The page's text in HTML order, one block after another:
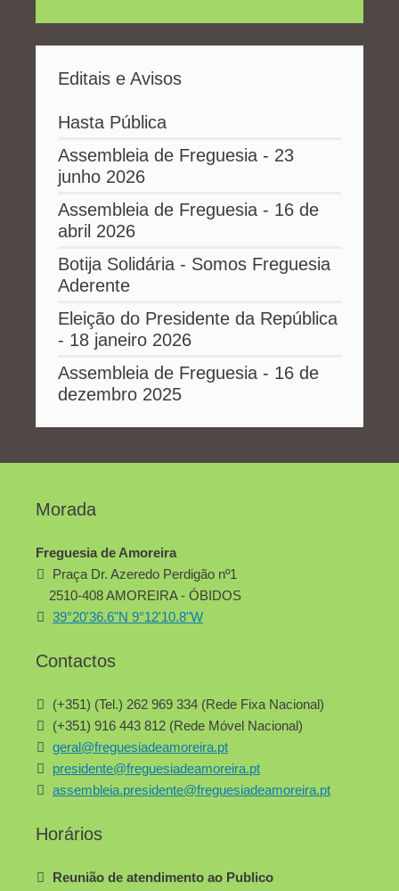
Editais e Avisos
Hasta Pública
Assembleia de Freguesia - 23
junho 2026
Assembleia de Freguesia - 16 de
abril 2026
Botija Solidária - Somos Freguesia
Aderente
Eleição do Presidente da República
- 18 janeiro 2026
Assembleia de Freguesia - 16 de
dezembro 2025
Morada
Freguesia de Amoreira
Praça Dr. Azeredo Perdigão nº1
2510-408 AMOREIRA - ÓBIDOS
39°20'36.6"N 9°12'10.8"W
Contactos
(+351) (Tel.) 262 969 334 (Rede Fixa Nacional)
(+351) 916 443 812 (Rede Móvel Nacional)
geral@freguesiadeamoreira.pt
presidente@freguesiadeamoreira.pt
assembleia.presidente@freguesiadeamoreira.pt
Horários
Reunião de atendimento ao Publico